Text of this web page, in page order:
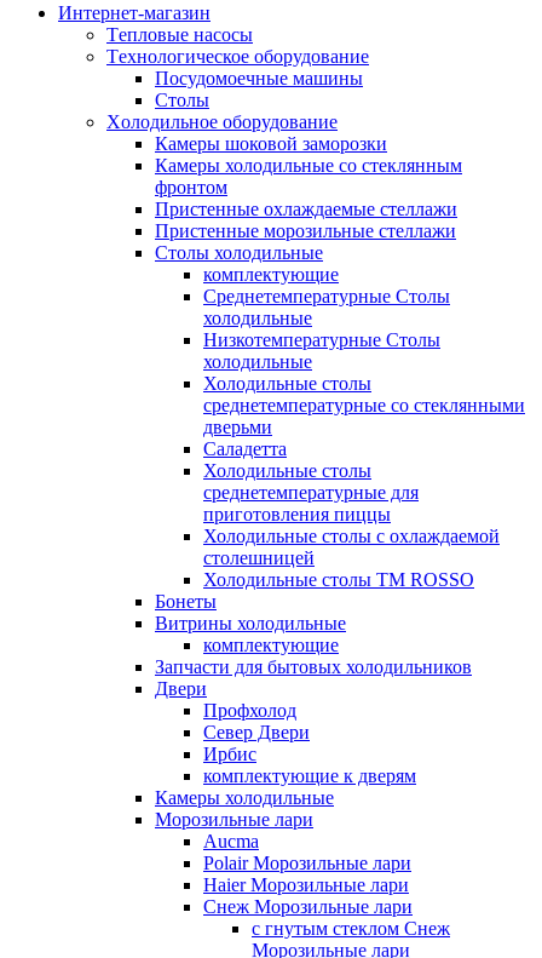
Интернет-магазин
Tепловые насосы
Tехнологическое оборудование
Посудомоечные машины
Столы
Xолодильное оборудование
Камеры шоковой заморозки
Камеры холодильные со стеклянным
фронтом
Пристенные охлаждаемые стеллажи
Пристенные морозильные стеллажи
Столы холодильные
комплектующие
Среднетемпературные Столы
холодильные
Низкотемпературные Столы
холодильные
Холодильные столы
среднетемпературные со стеклянными
дверьми
Саладетта
Холодильные столы
среднетемпературные для
приготовления пиццы
Холодильные столы с охлаждаемой
столешницей
Холодильные столы ТМ ROSSO
Бонеты
Витрины холодильные
комплектующие
Запчасти для бытовых холодильников
Двери
Профхолод
Север Двери
Ирбис
комплектующие к дверям
Камеры холодильные
Морозильные лари
Aucma
Polair Морозильные лари
Haier Морозильные лари
Снеж Морозильные лари
с гнутым стеклом Снеж
Морозильные лари